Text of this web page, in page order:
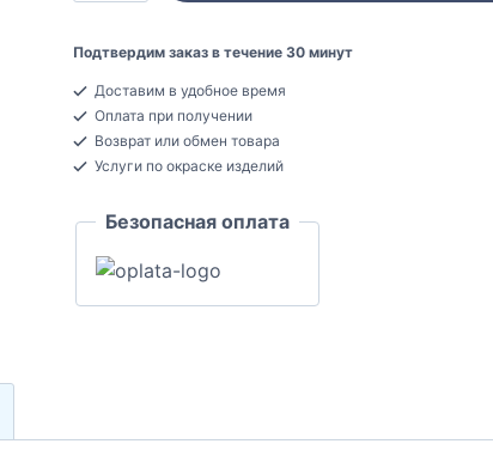
Decor
Плинтус
напольный
Гибкий
Подтвердим заказ в течение 30 минут
Доставим в удобное время
Оплата при получении
Возврат или обмен товара
Услуги по окраске изделий
Безопасная оплата